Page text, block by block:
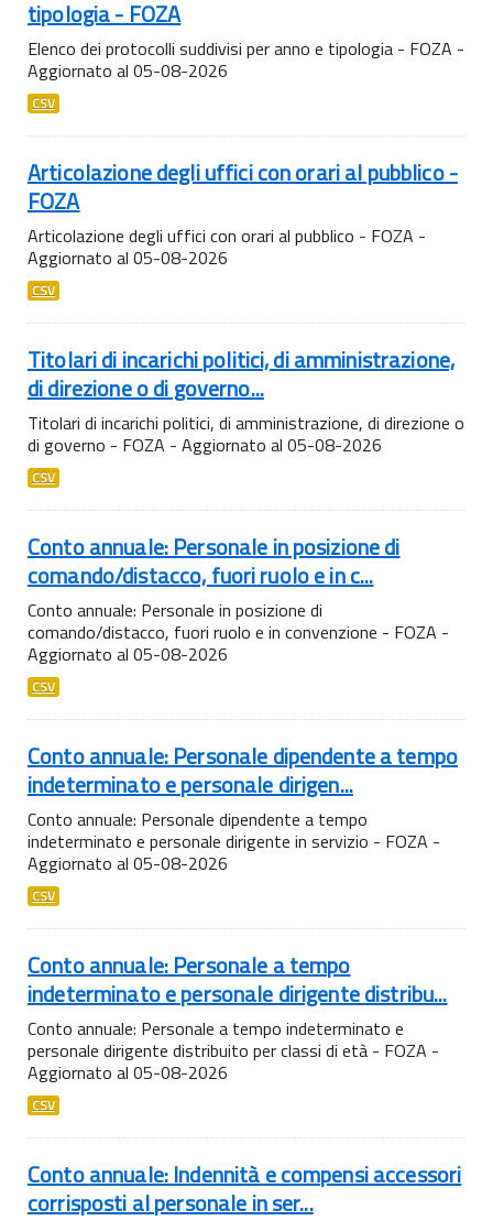
tipologia - FOZA
Elenco dei protocolli suddivisi per anno e tipologia - FOZA -
Aggiornato al 05-08-2026
CSV
Articolazione degli uffici con orari al pubblico -
FOZA
Articolazione degli uffici con orari al pubblico - FOZA -
Aggiornato al 05-08-2026
CSV
Titolari di incarichi politici, di amministrazione,
di direzione o di governo...
Titolari di incarichi politici, di amministrazione, di direzione o
di governo - FOZA - Aggiornato al 05-08-2026
CSV
Conto annuale: Personale in posizione di
comando/distacco, fuori ruolo e in c...
Conto annuale: Personale in posizione di
comando/distacco, fuori ruolo e in convenzione - FOZA -
Aggiornato al 05-08-2026
CSV
Conto annuale: Personale dipendente a tempo
indeterminato e personale dirigen...
Conto annuale: Personale dipendente a tempo
indeterminato e personale dirigente in servizio - FOZA -
Aggiornato al 05-08-2026
CSV
Conto annuale: Personale a tempo
indeterminato e personale dirigente distribu...
Conto annuale: Personale a tempo indeterminato e
personale dirigente distribuito per classi di età - FOZA -
Aggiornato al 05-08-2026
CSV
Conto annuale: Indennità e compensi accessori
corrisposti al personale in ser...